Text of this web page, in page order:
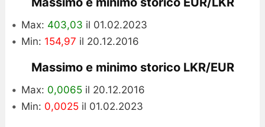
Max: 403,03 il 01.02.2023
Min: 154,97 il 20.12.2016
Massimo e minimo storico LKR/EUR
Max: 0,0065il 20.12.2016
Min: 0,0025il 01.02.2023